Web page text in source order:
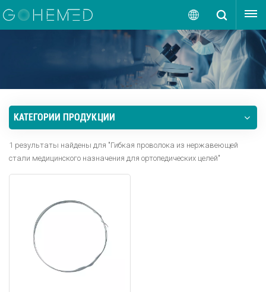
Русский
English
português
ПОЛУЧИТЬ ЦЕНУ
КАТЕГОРИИ ПРОДУКЦИИ
1 результаты найдены для "Гибкая проволока из нержавеющей
стали медицинского назначения для ортопедических целей"